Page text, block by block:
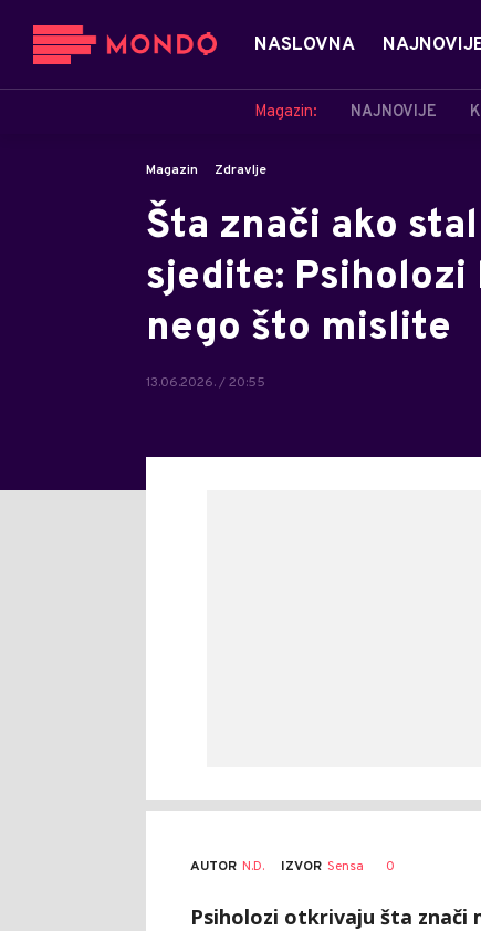
NASLOVNA
Magazin: NAJNOVIJE
Magazin Zdravlje
Šta znači ako
sjedite:
nego što mislite
13.06.2026. / 20:55
AUTOR N.D. IZVOR Sensa 0
Psiholozi otkrivaju šta znači